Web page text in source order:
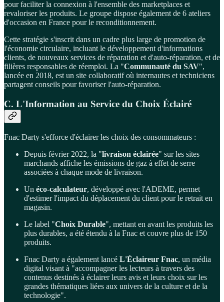
pour faciliter la connexion à l'ensemble des marketplaces et
revaloriser les produits. Le groupe dispose également de 6 ateliers
d'occasion en France pour le reconditionnement.
Cette stratégie s'inscrit dans un cadre plus large de promotion de
l'économie circulaire, incluant le développement d'informations
clients, de nouveaux services de réparation et d'auto-réparation, et de
filières responsables de réemploi. La "Communauté du SAV",
lancée en 2018, est un site collaboratif où internautes et techniciens
partagent conseils pour favoriser l'auto-réparation.
C. L'Information au Service du Choix Éclairé
Fnac Darty s'efforce d'éclairer les choix des consommateurs :
Depuis février 2022, la "livraison éclairée" sur les sites
marchands affiche les émissions de gaz à effet de serre
associées à chaque mode de livraison.
Un éco-calculateur, développé avec l'ADEME, permet
d'estimer l'impact du déplacement du client pour le retrait en
magasin.
Le label "Choix Durable", mettant en avant les produits les
plus durables, a été étendu à la Fnac et couvre plus de 150
produits.
Fnac Darty a également lancé L'Éclaireur Fnac, un média
digital visant à "accompagner les lecteurs à travers des
contenus destinés à éclairer leurs avis et leurs choix sur les
grandes thématiques liées aux univers de la culture et de la
technologie".